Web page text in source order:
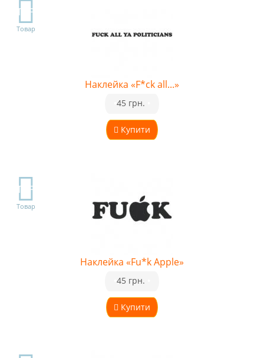
TOP
Товар
Наклейка «F*ck all...»
Купити
45 грн.
TOP
Товар
Наклейка «Fu*k Apple»
Купити
45 грн.